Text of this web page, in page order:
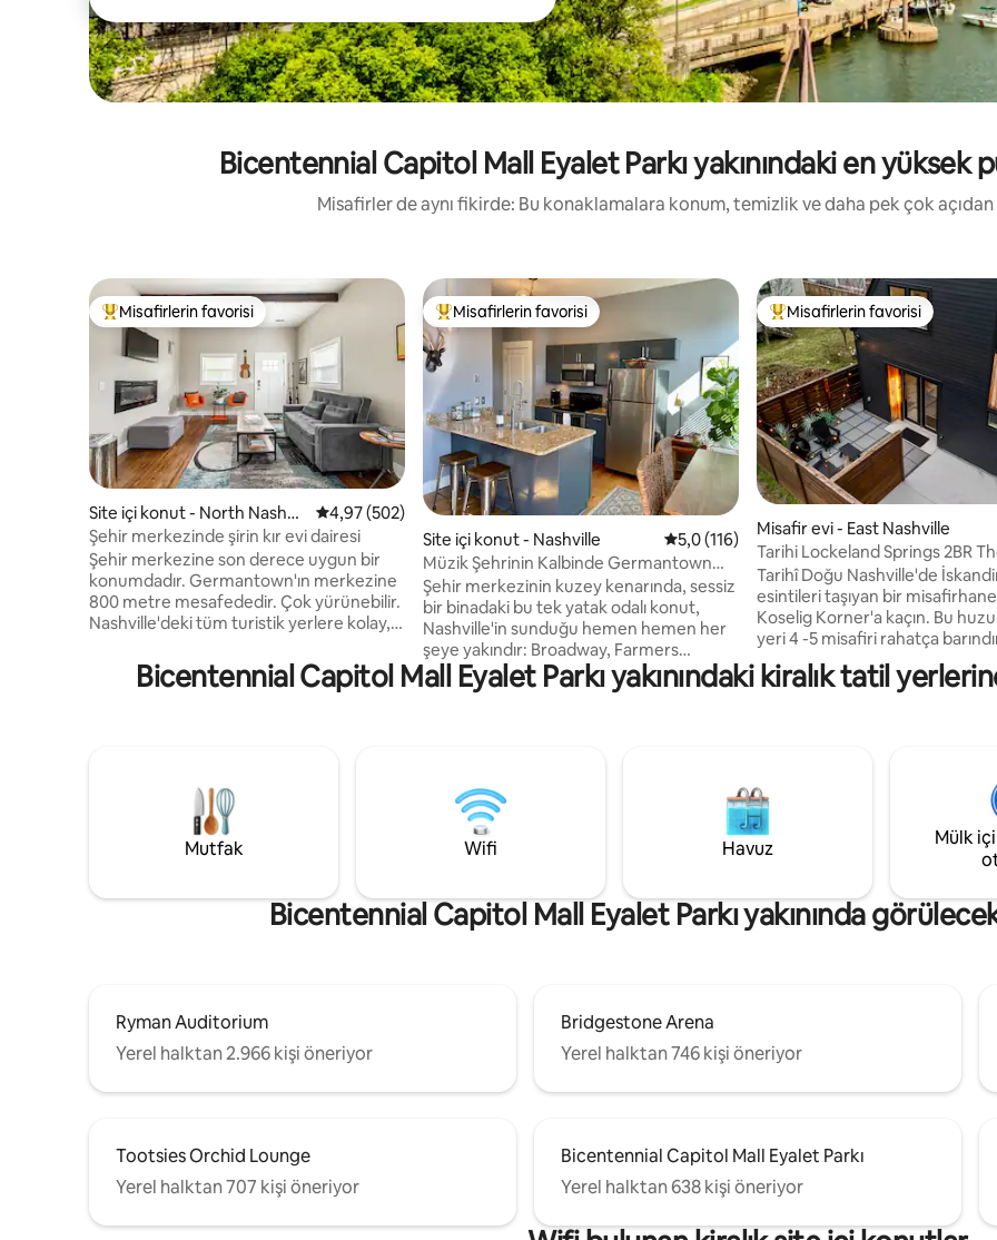
Bicentennial Capitol Mall Eyalet Parkı yakınındaki en yüksek
Misafirler de aynı fikirde: Bu konaklamalara konum, temizlik ve daha pek çok
Misafirlerin favorilerinden en beğenilenler arasında
Misafirlerin favorisi
Site içi konut - North Nashvill
e
5 üzerinden ortalama 4,97 puan, 502 değerlendirme
4,97 (502)
Şehir merkezinde şirin kır evi dairesi
Şehir merkezine son derece uygun bir
konumdadır. Germantown'ın merkezine
800 metre mesafededir. Çok yürünebilir.
Nashville'deki tüm turistik yerlere kolay,
0,1 mil (caddenin hemen yukarısında) bir
otobüsle (caddenin hemen yukarısında)
Üniversitesi ve Meharry Tıp Koleji
kampüslerinin yakınında, tarihi Jefferson
Caddesi'nin yanında yer almaktadır.
Misafirlerin favorilerinden en beğenilenler arasında
Misafirlerin favorisi
Site içi konut - Nashville 5 üzerinden ortalama 5,0 puan, 116
5,0 (116)
Müzik Şehrinin Kalbinde Germantown
Konutu
Şehir merkezinin kuzey kenarında, sessiz
bir binadaki bu tek yatak odalı konut,
Nashville'in sunduğu hemen hemen her
şeye yakındır: Broadway, Farmers
Market, NFL, NHL, Sounds Baseball,
Ryman Oditoryumu, parklar ve yeşil
internet bağlantısı - Tam donanımlı
mutfak. *Parti veya yüksek sesli gruplar
yasaktır. * Sigara içilmez. *Bu birim sadece
merdiven erişimi olan üçüncü kattadır.
Misafirlerin favorilerinden en
Misafirlerin favorisi
Misafir evi - East Nashville
Tarihi Lockeland Springs 2BR
Korner
Tarihî Doğu Nashville'de
esintileri taşıyan bir
Koselig Korner'a kaçın. Bu
yeri 4 -5 misafiri rahatça
sessiz geceler ve yavaş
mükemmeldir. Özel bir
İskandinav cazibesini Güney
harmanlayan mükemmel
konaklama noktanız. Gelin, Nashville'i
yerel halk gibi deneyimleyin!
Bicentennial Capitol Mall Eyalet Parkı yakınındaki kiralık tatil
Mutfak Wifi Havuz
Mülk
Bicentennial Capitol Mall Eyalet Parkı yakınında
Ryman Auditorium
Yerel halktan 2.966 kişi öneriyor
Bridgestone Arena
Yerel halktan 746 kişi öneriyor
Tootsies Orchid Lounge
Yerel halktan 707 kişi öneriyor
Bicentennial Capitol Mall Eyalet Parkı
Yerel halktan 638 kişi öneriyor